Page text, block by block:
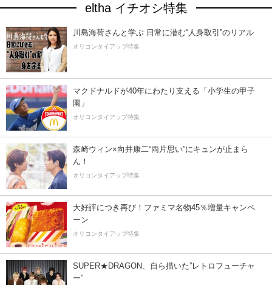
eltha イチオシ特集
川島海荷さんと学ぶ 日常に潜む“人身取引”のリアル
オリコンタイアップ特集
マクドナルドが40年にわたり支える「小学生の甲子
園」
オリコンタイアップ特集
森崎ウィン×向井康二“両片思い”にキュンが止まら
ん！
オリコンタイアップ特集
大好評につき再び！ファミマ名物45％増量キャンペ
ーン
オリコンタイアップ特集
SUPER★DRAGON、自ら描いた”レトロフューチャ
ー”